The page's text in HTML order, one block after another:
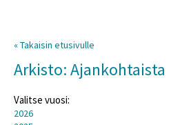
« Takaisin etusivulle
Arkisto: Ajankohtaista
Valitse vuosi:
2026